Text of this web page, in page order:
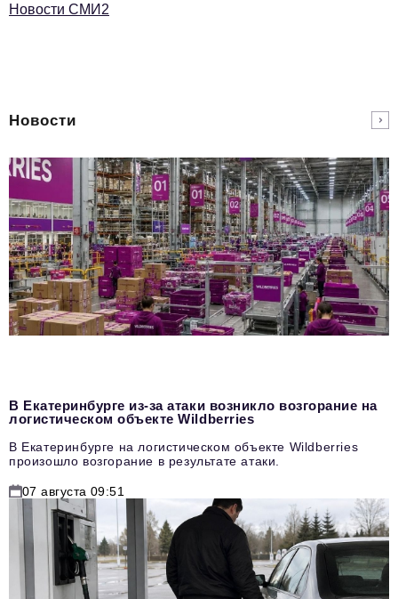
Новости СМИ2
Новости
В Екатеринбурге из-за атаки возникло возгорание на
логистическом объекте Wildberries
В Екатеринбурге на логистическом объекте Wildberries
произошло возгорание в результате атаки.
07 августа 09:51